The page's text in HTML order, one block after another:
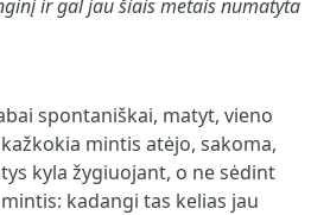
ir gal jau šiais metais numatyta
spontaniškai, matyt, vieno
mintis atėjo, sakoma,
kyla žygiuojant, o ne sėdint
kadangi tas kelias jau